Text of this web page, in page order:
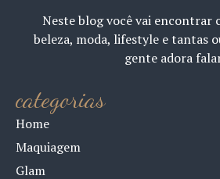
Neste blog você vai encontrar
beleza, moda, lifestyle e tantas
gente adora
categorias
Home
Maquiagem
Glam